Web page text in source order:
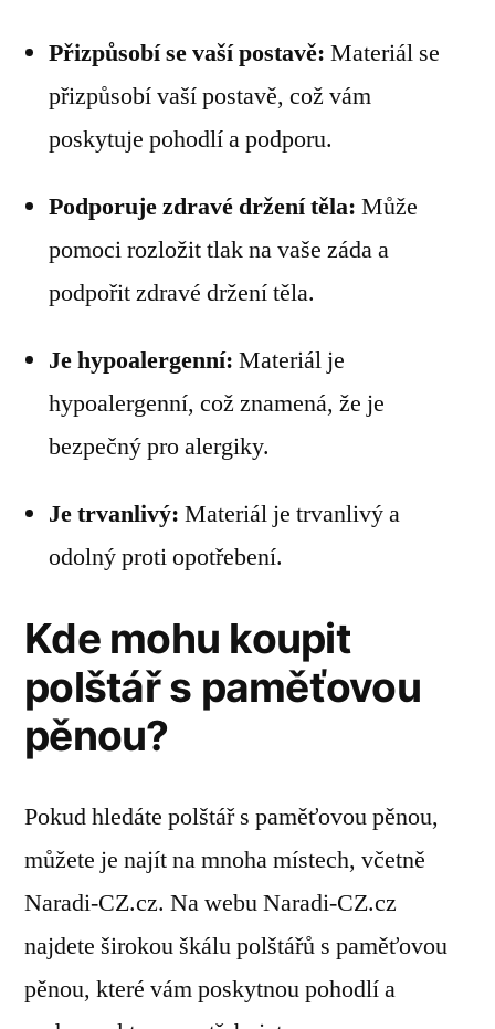
Přizpůsobí se vaší postavě: Materiál se
přizpůsobí vaší postavě, což vám
poskytuje pohodlí a podporu.
Podporuje zdravé držení těla: Může
pomoci rozložit tlak na vaše záda a
podpořit zdravé držení těla.
Je hypoalergenní: Materiál je
hypoalergenní, což znamená, že je
bezpečný pro alergiky.
Je trvanlivý: Materiál je trvanlivý a
odolný proti opotřebení.
Kde mohu koupit
polštář s paměťovou
pěnou?
Pokud hledáte polštář s paměťovou pěnou,
můžete je najít na mnoha místech, včetně
Naradi-CZ.cz. Na webu Naradi-CZ.cz
najdete širokou škálu polštářů s paměťovou
pěnou, které vám poskytnou pohodlí a